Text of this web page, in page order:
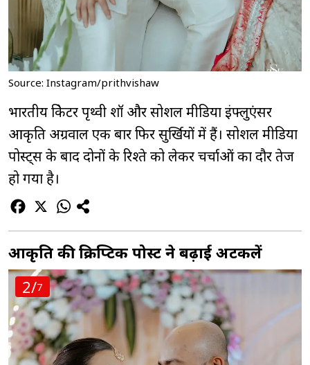
Source: Instagram/prithvishaw
भारतीय क्रिकेटर पृथ्वी शॉ और सोशल मीडिया इंफ्लुएंसर
आकृति अग्रवाल एक बार फिर सुर्खियों में हैं। सोशल मीडिया
पोस्ट्स के बाद दोनों के रिश्ते को लेकर चर्चाओं का दौर तेज
हो गया है।
आकृति की क्रिप्टिक पोस्ट ने बढ़ाई अटकलें
2/7